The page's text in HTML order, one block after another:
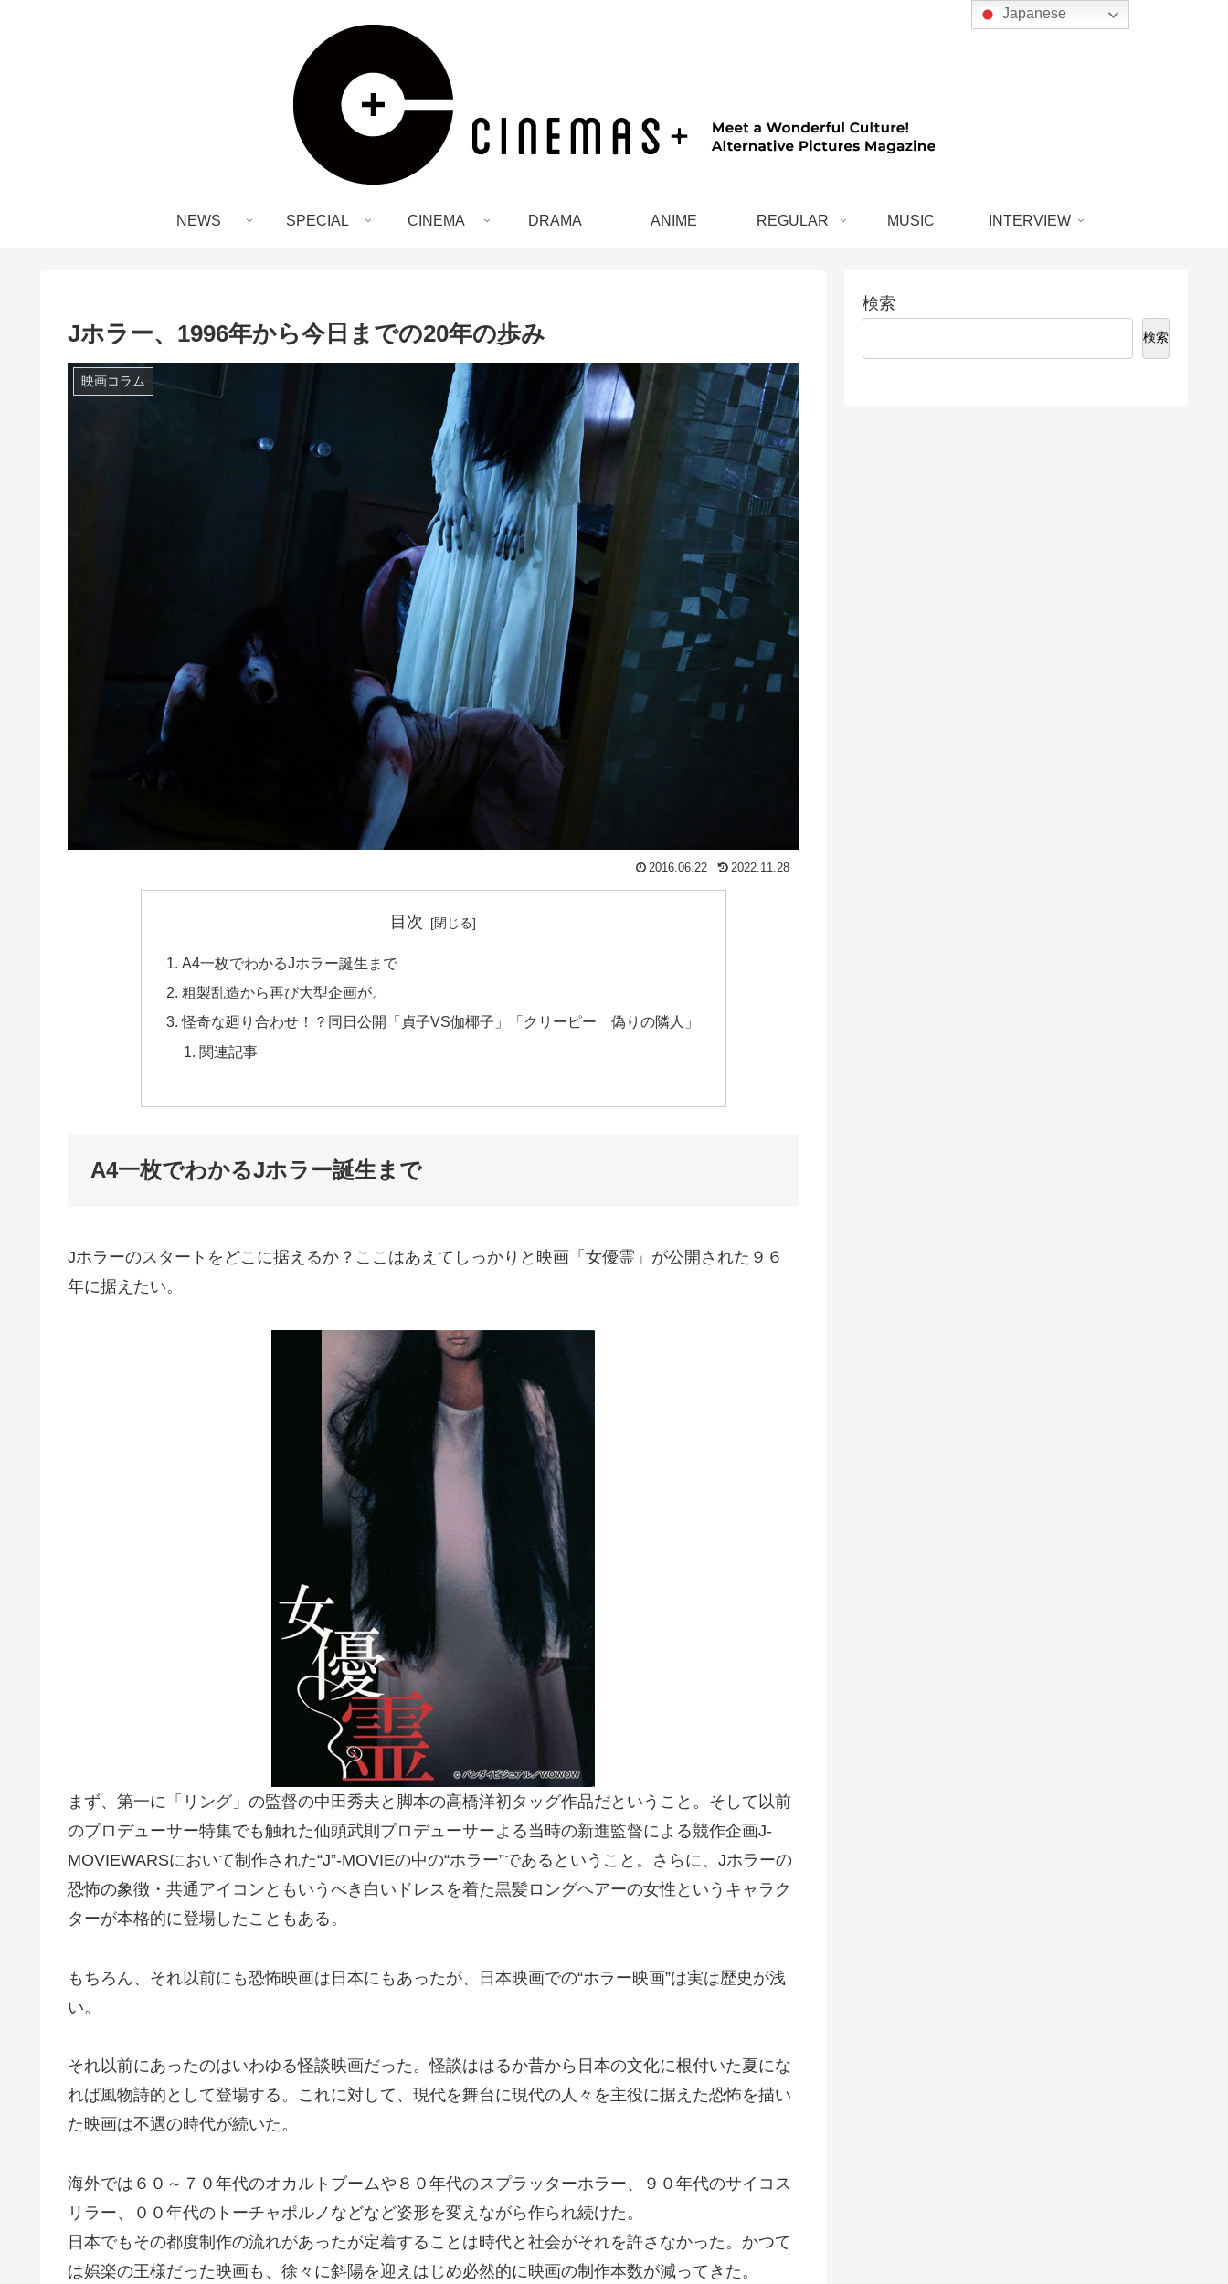
NEWS SPECIAL CINEMA DRAMA ANIME REGULAR MUSIC INTERVIEW
Jホラー、1996年から今日までの20年の歩み
映画コラム
2016.06.22 2022.11.28
目次
A4一枚でわかるJホラー誕生まで
粗製乱造から再び大型企画が。
怪奇な廻り合わせ！？同日公開「貞子VS伽椰子」「クリーピー 偽りの隣人」
関連記事
A4一枚でわかるJホラー誕生まで
Jホラーのスタートをどこに据えるか？ここはあえてしっかりと映画「女優霊」が公開された９６
年に据えたい。
まず、第一に「リング」の監督の中田秀夫と脚本の高橋洋初タッグ作品だということ。そして以前
のプロデューサー特集でも触れた仙頭武則プロデューサーよる当時の新進監督による競作企画J-
MOVIEWARSにおいて制作された“J”-MOVIEの中の“ホラー”であるということ。さらに、Jホラーの
恐怖の象徴・共通アイコンともいうべき白いドレスを着た黒髪ロングヘアーの女性というキャラク
ターが本格的に登場したこともある。
もちろん、それ以前にも恐怖映画は日本にもあったが、日本映画での“ホラー映画”は実は歴史が浅
い。
それ以前にあったのはいわゆる怪談映画だった。怪談ははるか昔から日本の文化に根付いた夏にな
れば風物詩的として登場する。これに対して、現代を舞台に現代の人々を主役に据えた恐怖を描い
た映画は不遇の時代が続いた。
海外では６０～７０年代のオカルトブームや８０年代のスプラッターホラー、９０年代のサイコス
リラー、００年代のトーチャポルノなどなど姿形を変えながら作られ続けた。
日本でもその都度制作の流れがあったが定着することは時代と社会がそれを許さなかった。かつて
は娯楽の王様だった映画も、徐々に斜陽を迎えはじめ必然的に映画の制作本数が減ってきた。
検索
検索
Japanese